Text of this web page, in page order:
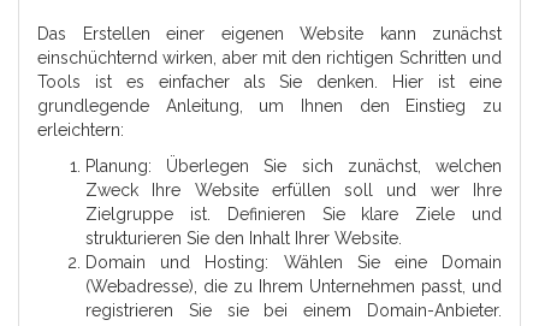
Das Erstellen einer eigenen Website kann zunächst
einschüchternd wirken, aber mit den richtigen Schritten und
Tools ist es einfacher als Sie denken. Hier ist eine
grundlegende Anleitung, um Ihnen den Einstieg zu
erleichtern:
Planung: Überlegen Sie sich zunächst, welchen
Zweck Ihre Website erfüllen soll und wer Ihre
Zielgruppe ist. Definieren Sie klare Ziele und
strukturieren Sie den Inhalt Ihrer Website.
Domain und Hosting: Wählen Sie eine Domain
(Webadresse), die zu Ihrem Unternehmen passt, und
registrieren Sie sie bei einem Domain-Anbieter.